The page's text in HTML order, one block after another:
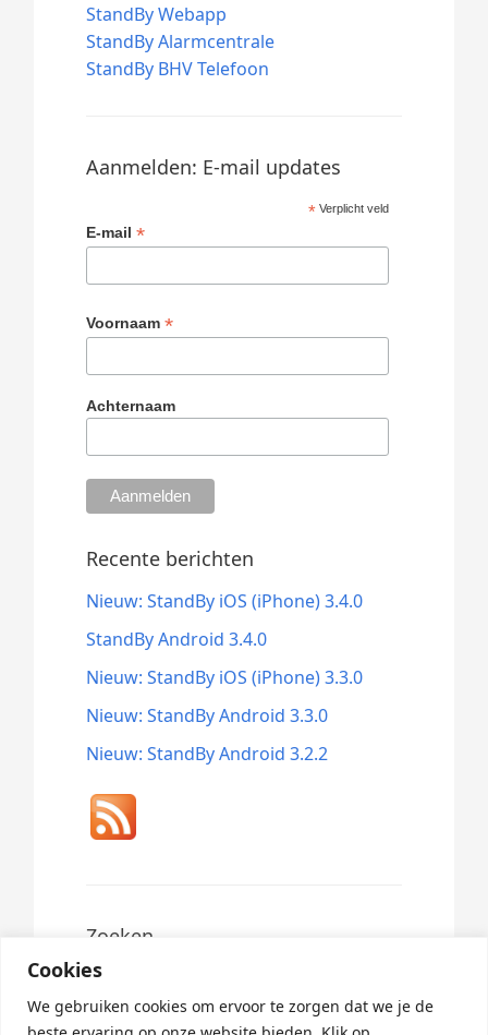
Cookies
We gebruiken cookies om ervoor te zorgen dat we je de
StandBy Webapp
StandBy Alarmcentrale
StandBy BHV Telefoon
Aanmelden: E-mail updates
* Verplicht veld
E-mail*
Voornaam*
Achternaam
Recente berichten
Nieuw: StandBy iOS (iPhone) 3.4.0
StandBy Android 3.4.0
Nieuw: StandBy iOS (iPhone) 3.3.0
Nieuw: StandBy Android 3.3.0
Nieuw: StandBy Android 3.2.2
Zoeken
Search
for: